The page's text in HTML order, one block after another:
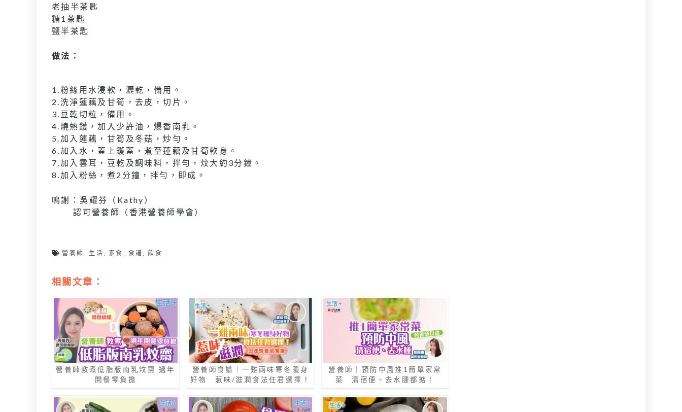
老抽半茶匙
糖1茶匙
鹽半茶匙
做法：
1.粉絲用水浸軟，瀝乾，備用。
2.洗淨蓮藕及甘筍，去皮，切片。
3.豆乾切粒，備用。
4.燒熱鑊，加入少許油，爆香南乳。
5.加入蓮藕，甘筍及冬菇，炒勻。
6.加入水，蓋上鑊蓋，煮至蓮藕及甘筍軟身。
7.加入雲耳，豆乾及調味料，拌勻，炆大約3分鐘。
8.加入粉絲，煮2分鐘，拌勻，即成。
鳴謝：吳耀芬（Kathy）
認可營養師（香港營養師學會）
營養師 , 生活,素食 , 食譜,飲食
相關文章：
營養師教煮低脂版南乳炆齋 過年
開餐零負擔
營養師食譜｜一雞兩味寒冬暖身
好物 惹味/滋潤食法任君選擇！
營養師｜預防中風推1簡單家常
菜 清宿便、去水腫都掂！